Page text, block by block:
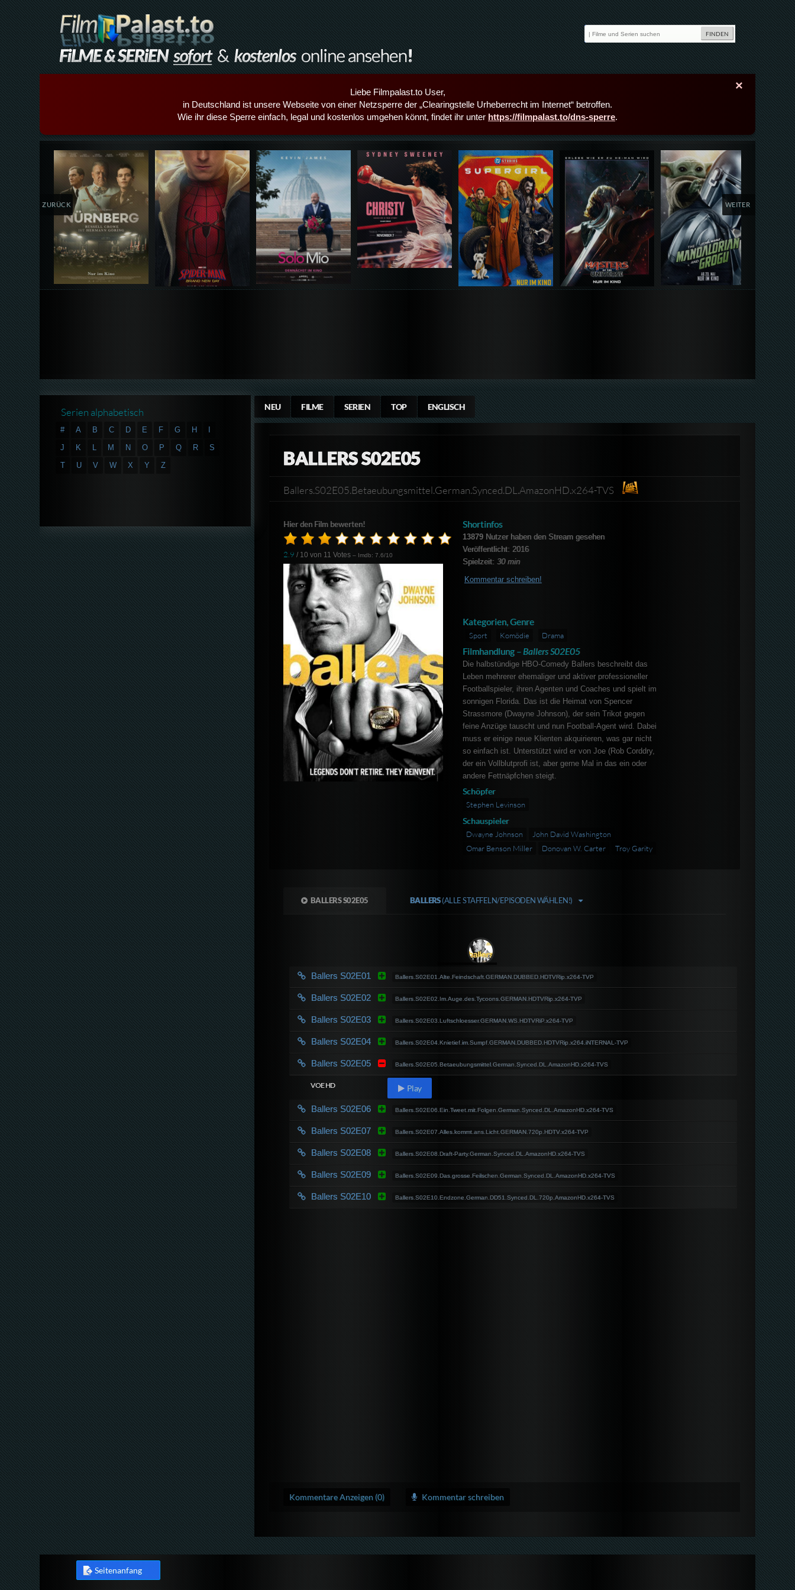
×
Liebe Filmpalast.to User,
in Deutschland ist unsere Webseite von einer Netzsperre der „Clearingstelle Urheberrecht im Internet“ betroffen.
Wie ihr diese Sperre einfach, legal und kostenlos umgehen könnt, findet ihr unter https://filmpalast.to/dns-sperre.
Details,Play Details,Play Details,Play Details,Play Details,Play Details,Play Details,Play
ZURÜCK WEITER
NEU FILME SERIEN TOP ENGLISCH
BALLERS S02E05
Ballers.S02E05.Betaeubungsmittel.German.Synced.DL.AmazonHD.x264-TVS
Hier den Film bewerten!
2.9 / 10 von 11 Votes – Imdb: 7.6/10
Shortinfos
13879Nutzer haben den Stream gesehen
Veröffentlicht: 2016
Spielzeit: 30 min
Kommentar schreiben!
Kategorien, Genre
Sport Komödie Drama
Filmhandlung – Ballers S02E05
Die halbstündige HBO-Comedy Ballers beschreibt das
Leben mehrerer ehemaliger und aktiver professioneller
Footballspieler, ihren Agenten und Coaches und spielt im
sonnigen Florida. Das ist die Heimat von Spencer
Strassmore (Dwayne Johnson), der sein Trikot gegen
feine Anzüge tauscht und nun Football-Agent wird. Dabei
muss er einige neue Klienten akquirieren, was gar nicht
so einfach ist. Unterstützt wird er von Joe (Rob Corddry,
der ein Vollblutprofi ist, aber gerne Mal in das ein oder
andere Fettnäpfchen steigt.
Schöpfer
Stephen Levinson
Schauspieler
Dwayne Johnson
John David Washington
Omar Benson Miller
Donovan W. Carter Troy Garity
BALLERS S02E05 BALLERS(ALLE STAFFELN/EPISODEN WÄHLEN!)
Ballers S02E01 Ballers.S02E01.Alte.Feindschaft.GERMAN.DUBBED.HDTVRip.x264-TVP
Ballers S02E02 Ballers.S02E02.Im.Auge.des.Tycoons.GERMAN.HDTVRip.x264-TVP
Ballers S02E03 Ballers.S02E03.Luftschloesser.GERMAN.WS.HDTVRiP.x264-TVP
Ballers S02E04 Ballers.S02E04.Knietief.im.Sumpf.GERMAN.DUBBED.HDTVRip.x264.iNTERNAL-TVP
Ballers S02E05 Ballers.S02E05.Betaeubungsmittel.German.Synced.DL.AmazonHD.x264-TVS
VOE HD Play
Ballers S02E06 Ballers.S02E06.Ein.Tweet.mit.Folgen.German.Synced.DL.AmazonHD.x264-TVS
Ballers S02E07 Ballers.S02E07.Alles.kommt.ans.Licht.GERMAN.720p.HDTV.x264-TVP
Ballers S02E08 Ballers.S02E08.Draft-Party.German.Synced.DL.AmazonHD.x264-TVS
Ballers S02E09 Ballers.S02E09.Das.grosse.Feilschen.German.Synced.DL.AmazonHD.x264-TVS
Ballers S02E10 Ballers.S02E10.Endzone.German.DD51.Synced.DL.720p.AmazonHD.x264-TVS
Kommentare Anzeigen (0) Kommentar schreiben
Serien alphabetisch
# A B C D E F G H
J
K L M N O P Q R
S
T
U V W X Y Z
Seitenanfang